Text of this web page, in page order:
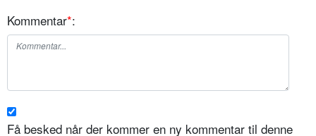
Kommentar*:
Få besked når der kommer en ny kommentar til denne